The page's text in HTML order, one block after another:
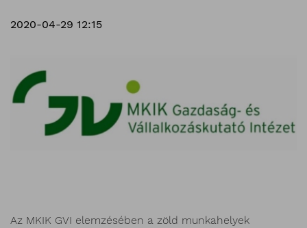
2020-04-29 12:15
Az MKIK GVI elemzésében a zöld munkahelyek